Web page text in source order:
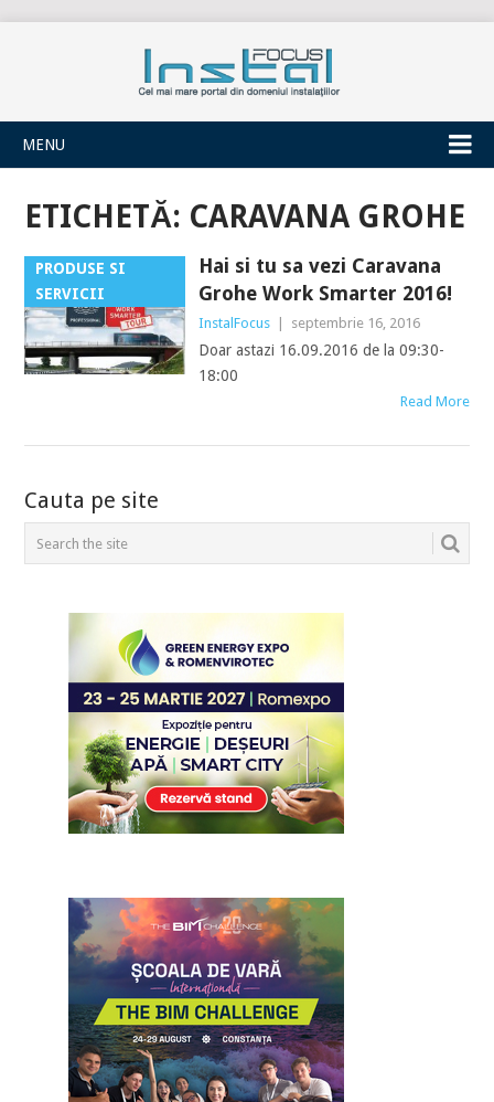
INSTALFOCUS
MENU
ETICHETĂ: CARAVANA GROHE
PRODUSE SI
SERVICII
Hai si tu sa vezi Caravana
Grohe Work Smarter 2016!
InstalFocus septembrie 16, 2016
Doar astazi 16.09.2016 de la 09:30-
18:00
Read More
POSTS
NAVIGATION
Cauta pe site